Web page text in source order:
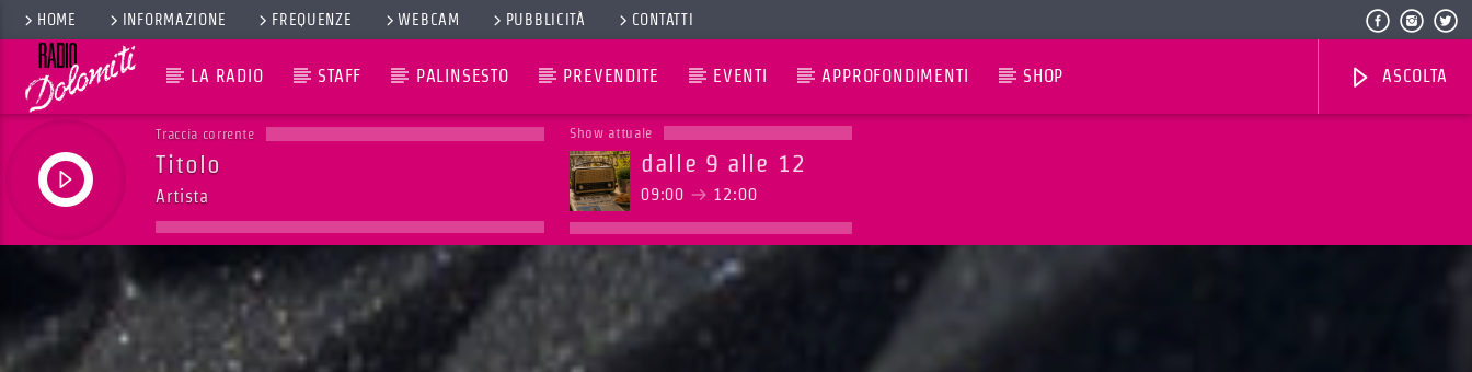
HOME INFORMAZIONE FREQUENZE WEBCAM PUBBLICITÀ CONTATTI
LA RADIO STAFF PALINSESTO PREVENDITE EVENTI APPROFONDIMENTI SHOP ASCOLTA
Traccia corrente
Titolo
Artista
Show attuale
dalle 9 alle 12
09:00 12:00